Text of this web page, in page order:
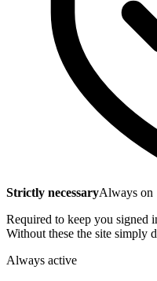
Strictly necessaryAlways on
Required to keep you signed
Without these the site simply
Always active